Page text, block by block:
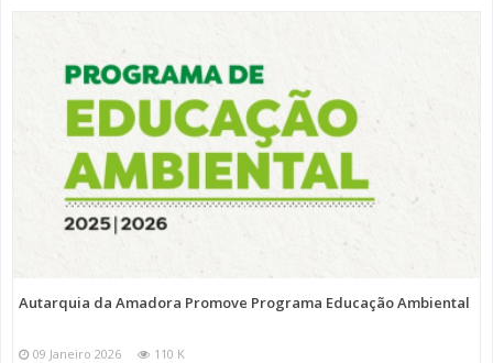
Autarquia da Amadora Promove Programa Educação Ambiental
09 Janeiro 2026 110 K